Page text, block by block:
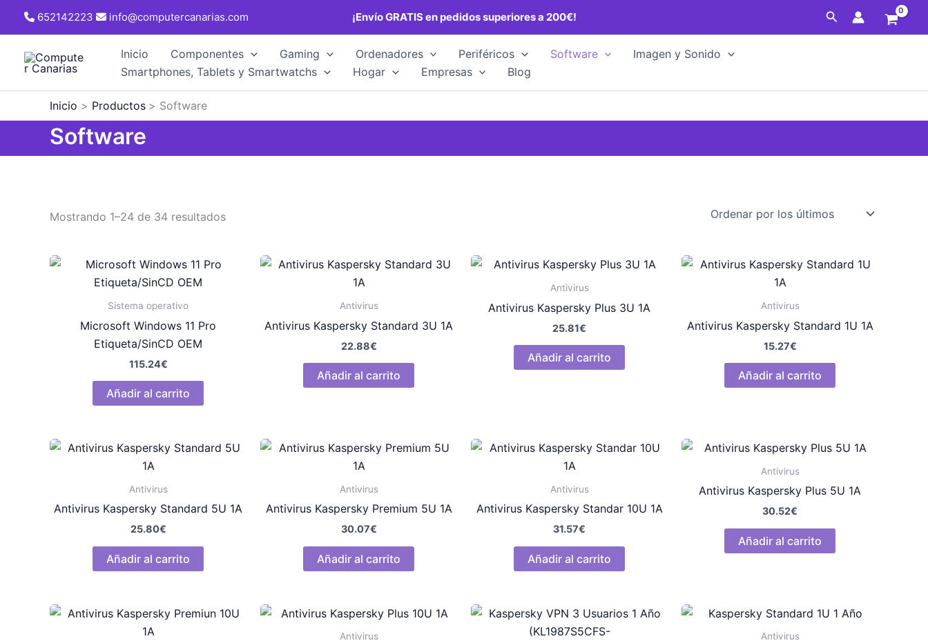
652142223 info@computercanarias.com ¡Envío GRATIS en pedidos superiores a 200€! Buscar
Inicio Componentes Gaming Ordenadores Periféricos Software
Imagen y Sonido
Smartphones, Tablets y Smartwatchs
Hogar Empresas Blog
Inicio Productos Software
Software
Mostrando 1–24 de 34 resultadosOrdenado
Sistema operativo
Microsoft Windows 11 Pro
Etiqueta/SinCD OEM
115.24€
Añadir al carrito
Antivirus
Antivirus Kaspersky Standard 3U 1A
22.88€
Añadir al carrito
Antivirus
Antivirus Kaspersky Plus 3U 1A
25.81€
Añadir al carrito
Antivirus
Antivirus Kaspersky Standard 1U 1A
15.27€
Añadir al carrito
Antivirus
Antivirus Kaspersky Standard 5U 1A
25.80€
Añadir al carrito
Antivirus
Antivirus Kaspersky Premium 5U 1A
30.07€
Añadir al carrito
Antivirus
Antivirus Kaspersky Standar 10U 1A
31.57€
Añadir al carrito
Antivirus
Antivirus Kaspersky Plus 5U 1A
30.52€
Añadir al carrito
Antivirus Antivirus